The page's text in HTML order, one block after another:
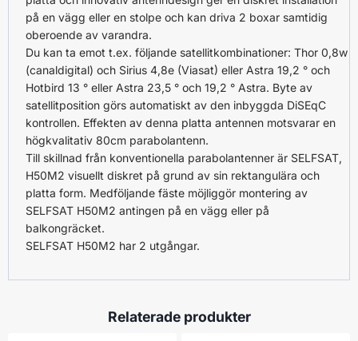
på en vägg eller en stolpe och kan driva 2 boxar samtidig
oberoende av varandra.
Du kan ta emot t.ex. följande satellitkombinationer: Thor 0,8w
(canaldigital) och Sirius 4,8e (Viasat) eller Astra 19,2 ° och
Hotbird 13 ° eller Astra 23,5 ° och 19,2 ° Astra. Byte av
satellitposition görs automatiskt av den inbyggda DiSEqC
kontrollen. Effekten av denna platta antennen motsvarar en
högkvalitativ 80cm parabolantenn.
Till skillnad från konventionella parabolantenner är SELFSAT,
H50M2 visuellt diskret på grund av sin rektangulära och
platta form. Medföljande fäste möjliggör montering av
SELFSAT H50M2 antingen på en vägg eller på
balkongräcket.
SELFSAT H50M2 har 2 utgångar.
Relaterade produkter